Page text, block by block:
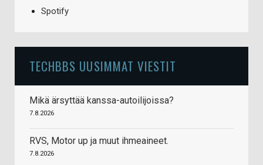
Spotify
TECHBBS UUSIMMAT VIESTIT
Mikä ärsyttää kanssa-autoilijoissa?
7.8.2026
RVS, Motor up ja muut ihmeaineet.
7.8.2026